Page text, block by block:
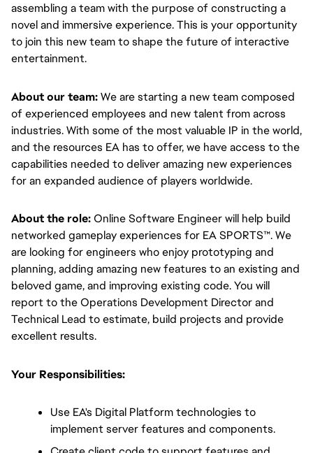
assembling a team with the purpose of constructing a
novel and immersive experience. This is your opportunity
to join this new team to shape the future of interactive
entertainment.
About our team: We are starting a new team composed
of experienced employees and new talent from across
industries. With some of the most valuable IP in the world,
and the resources EA has to offer, we have access to the
capabilities needed to deliver amazing new experiences
for an expanded audience of players worldwide.
About the role: Online Software Engineer will help build
networked gameplay experiences for EA SPORTS™. We
are looking for engineers who enjoy prototyping and
planning, adding amazing new features to an existing and
beloved game, and improving existing code. You will
report to the Operations Development Director and
Technical Lead to estimate, build projects and provide
excellent results.
Your Responsibilities:
Use EA's Digital Platform technologies to
implement server features and components.